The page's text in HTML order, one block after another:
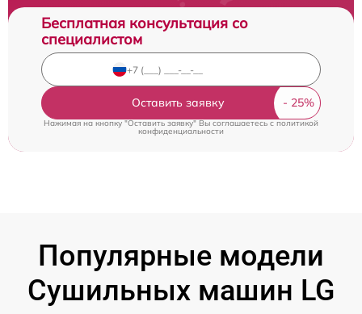
Бесплатная консультация со
специалистом
Оставить заявку
Нажимая на кнопку "Оставить заявку" Вы соглашаетесь cполитикой
конфиденциальности
Популярные модели
Сушильных машин LG